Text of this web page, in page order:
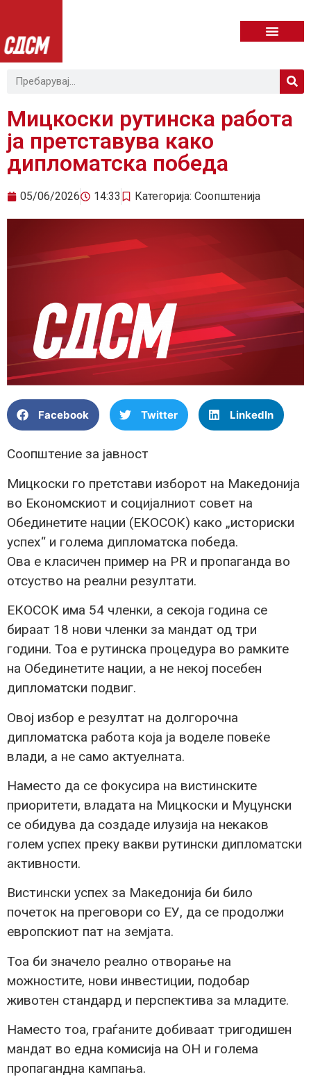
Мицкоски рутинска работа
ја претставува како
дипломатска победа
05/06/2026 14:33 Категорија: Соопштенија
Facebook Twitter LinkedIn
Соопштение за јавност
Мицкоски го претстави изборот на Македонија
во Економскиот и социјалниот совет на
Обединетите нации (ЕКОСОК) како „историски
успех“ и голема дипломатска победа.
Ова е класичен пример на PR и пропаганда во
отсуство на реални резултати.
ЕКОСОК има 54 членки, а секоја година се
бираат 18 нови членки за мандат од три
години. Тоа е рутинска процедура во рамките
на Обединетите нации, а не некој посебен
дипломатски подвиг.
Oвој избор е резултат на долгорочна
дипломатска работа која ја воделе повеќе
влади, а не само актуелната.
Наместо да се фокусира на вистинските
приоритети, владата на Мицкоски и Муцунски
се обидува да создаде илузија на некаков
голем успех преку вакви рутински дипломатски
активности.
Вистински успех за Македонија би било
почеток на преговори со ЕУ, да се продолжи
европскиот пат на земјата.
Тоа би значело реално отворање на
можностите, нови инвестиции, подобар
животен стандард и перспектива за младите.
Наместо тоа, граѓаните добиваат тригодишен
мандат во една комисија на ОН и голема
пропагандна кампања.